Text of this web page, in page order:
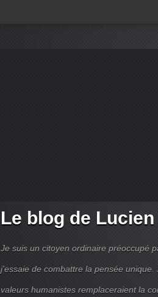
Le blog de Lucien
Je suis un citoyen ordinaire préoccupé
j'essaie de combattre la pensée
valeurs humanistes remplaceraient la